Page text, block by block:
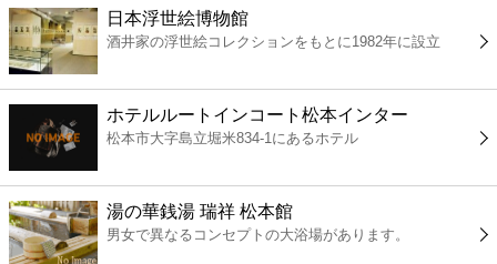
薬局
スーパー
エンタメ
レジャー
書店
日本浮世絵博物館
酒井家の浮世絵コレクションをもとに1982年に設立
ホテルルートインコート松本インター
松本市大字島立堀米834-1にあるホテル
湯の華銭湯 瑞祥 松本館
男女で異なるコンセプトの大浴場があります。